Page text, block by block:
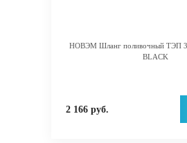
НОВЭМ Шланг поливочный ТЭП
BLACK
2 166 руб.